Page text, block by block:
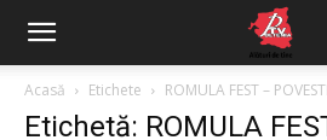
Acasă Etichete ROMULA FEST –
Etichetă: ROMULA